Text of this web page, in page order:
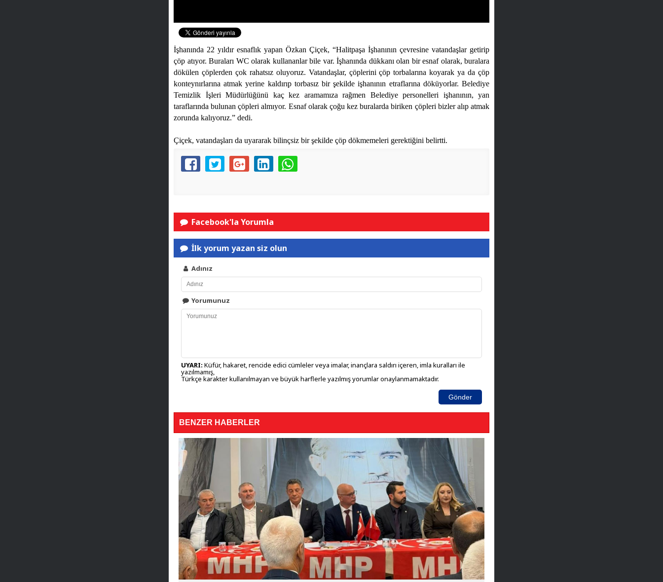
İşhanında 22 yıldır esnaflık yapan Özkan Çiçek, “Halitpaşa İşhanının çevresine vatandaşlar getirip
çöp atıyor. Buraları WC olarak kullananlar bile var. İşhanında dükkanı olan bir esnaf olarak, buralara
dökülen çöplerden çok rahatsız oluyoruz. Vatandaşlar, çöplerini çöp torbalarına koyarak ya da çöp
konteynırlarına atmak yerine kaldırıp torbasız bir şekilde işhanının etraflarına döküyorlar. Belediye
Temizlik İşleri Müdürlüğünü kaç kez aramamıza rağmen Belediye personelleri işhanının, yan
taraflarında bulunan çöpleri almıyor. Esnaf olarak çoğu kez buralarda biriken çöpleri bizler alıp atmak
zorunda kalıyoruz.” dedi.
Çiçek, vatandaşları da uyararak bilinçsiz bir şekilde çöp dökmemeleri gerektiğini belirtti.
Facebook'la Yorumla
İlk yorum yazan siz olun
Adınız
Yorumunuz
UYARI: Küfür, hakaret, rencide edici cümleler veya imalar, inançlara saldırı içeren, imla kuralları ile
yazılmamış,
Türkçe karakter kullanılmayan ve büyük harflerle yazılmış yorumlar onaylanmamaktadır.
Gönder
BENZER HABERLER